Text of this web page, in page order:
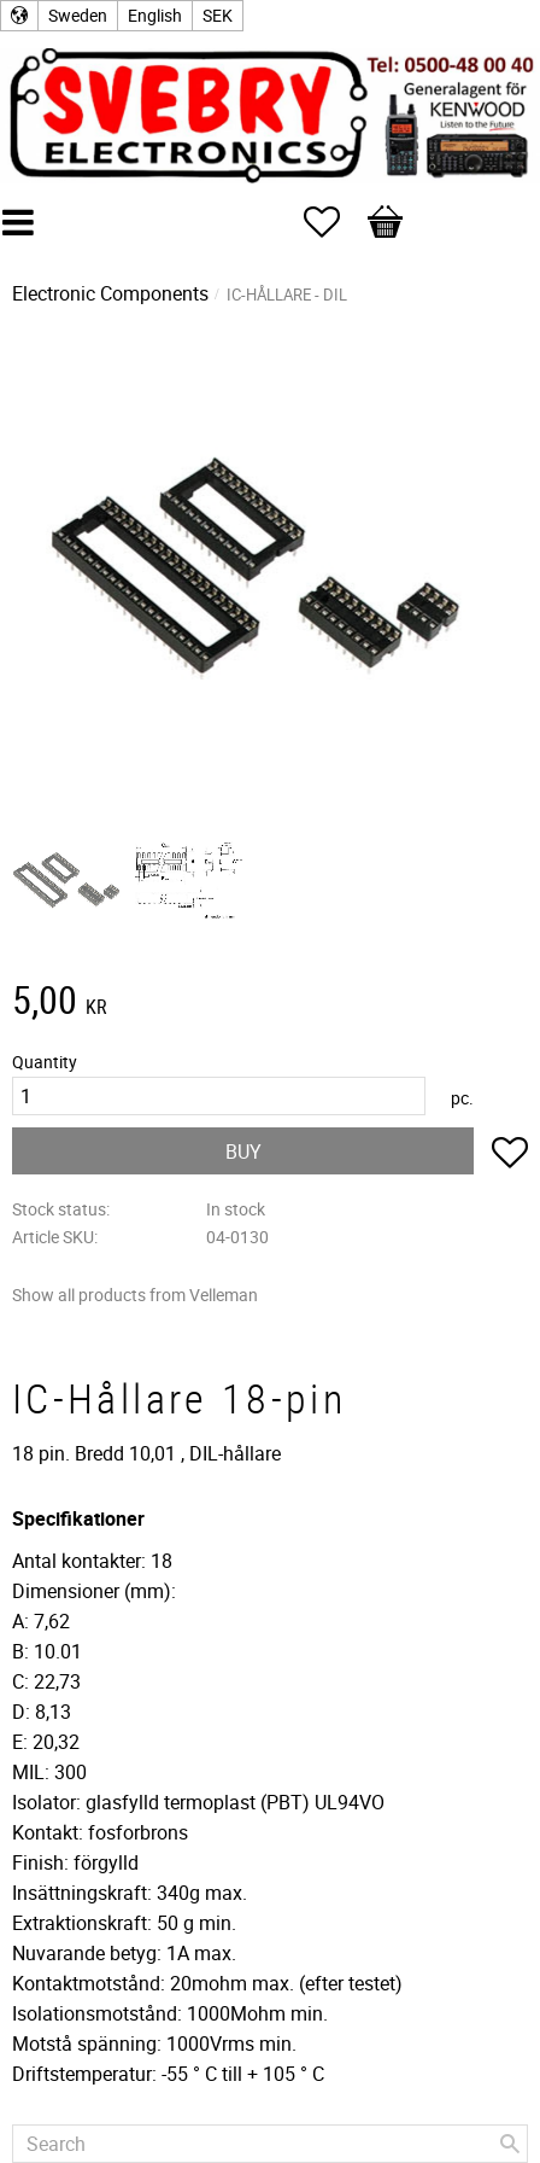
Sweden English SEK
Favorites
Basket
Electronic Components IC-HÅLLARE - DIL
5,00 KR
Quantity
pc.
BUY
Stock status
In stock
Article SKU
04-0130
Show all products from Velleman
IC-Hållare 18-pin
18 pin. Bredd 10,01 , DIL-hållare
Specifikationer
Antal kontakter: 18
Dimensioner (mm):
A: 7,62
B: 10.01
C: 22,73
D: 8,13
E: 20,32
MIL: 300
Isolator: glasfylld termoplast (PBT) UL94VO
Kontakt: fosforbrons
Finish: förgylld
Insättningskraft: 340g max.
Extraktionskraft: 50 g min.
Nuvarande betyg: 1A max.
Kontaktmotstånd: 20mohm max. (efter testet)
Isolationsmotstånd: 1000Mohm min.
Motstå spänning: 1000Vrms min.
Driftstemperatur: -55 ° C till + 105 ° C